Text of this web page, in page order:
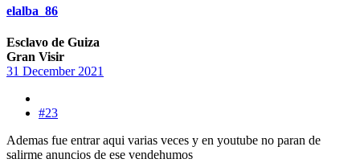
elalba_86
Esclavo de Guiza
Gran Visir
31 December 2021
#23
Ademas fue entrar aqui varias veces y en youtube no paran de
salirme anuncios de ese vendehumos